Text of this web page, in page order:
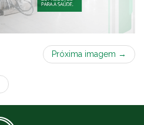
Próxima imagem →